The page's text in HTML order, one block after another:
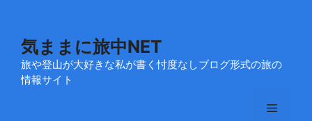
気ままに旅中NET
旅や登山が大好きな私が書く忖度なしブログ形式の旅の
情報サイト
メ